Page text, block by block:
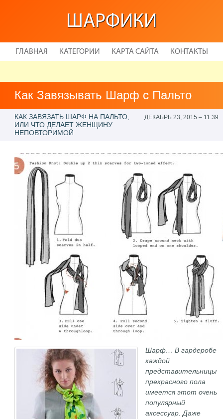
ШАРФИКИ
ГЛАВНАЯ КАТЕГОРИИ КАРТА САЙТА КОНТАКТЫ
Как Завязывать Шарф с Пальто
КАК ЗАВЯЗАТЬ ШАРФ НА ПАЛЬТО,
ИЛИ ЧТО ДЕЛАЕТ ЖЕНЩИНУ
НЕПОВТОРИМОЙ
ДЕКАБРЬ 23, 2015 – 11:39
Шарф… В гардеробе
каждой
представительницы
прекрасного пола
имеется этот очень
популярный
аксессуар. Даже